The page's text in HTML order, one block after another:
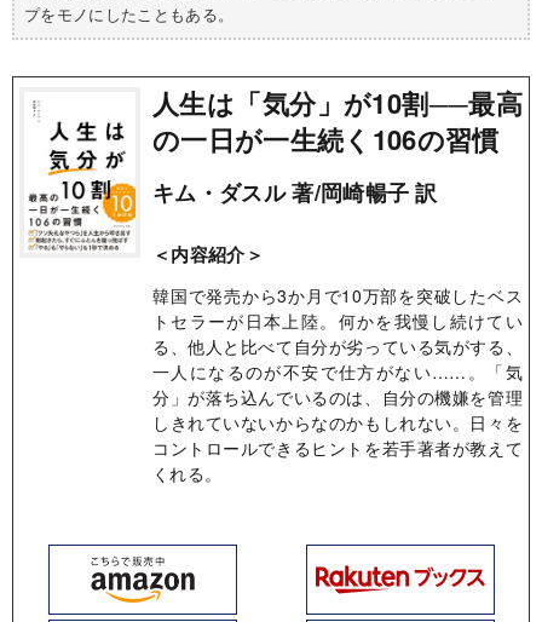
プをモノにしたこともある。
人生は「気分」が10割──最高
の一日が一生続く106の習慣
キム・ダスル 著/岡崎暢子 訳
＜内容紹介＞
韓国で発売から3か月で10万部を突破したベス
トセラーが日本上陸。何かを我慢し続けてい
る、他人と比べて自分が劣っている気がする、
一人になるのが不安で仕方がない……。「気
分」が落ち込んでいるのは、自分の機嫌を管理
しきれていないからなのかもしれない。日々を
コントロールできるヒントを若手著者が教えて
くれる。